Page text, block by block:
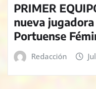
PRIMER
nueva
Portuense
Redacción